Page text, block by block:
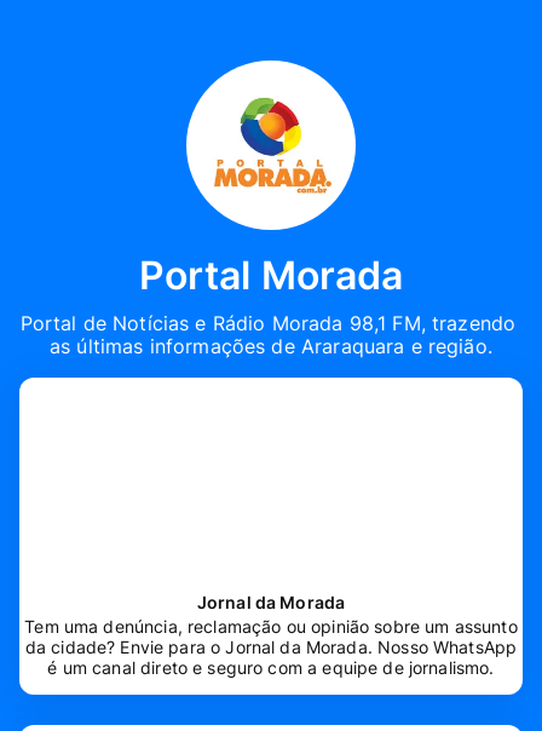
Portal Morada
Portal de Notícias e Rádio Morada 98,1 FM, trazendo
as últimas informações de Araraquara e região.
Jornal da Morada
Tem uma denúncia, reclamação ou opinião sobre um assunto
da cidade? Envie para o Jornal da Morada. Nosso WhatsApp
é um canal direto e seguro com a equipe de jornalismo.